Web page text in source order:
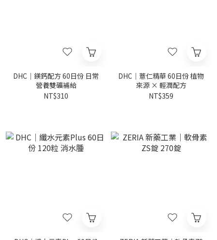
DHC｜鎂鈣配方 60日份 日常
營養雙礦補給
NT$310
DHC｜薏仁精華 60日份 植物
來源 × 輕潤配方
NT$359